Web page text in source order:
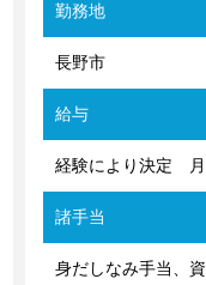
勤務地
長野市
給与
経験により決定 月
諸手当
身だしなみ手当、